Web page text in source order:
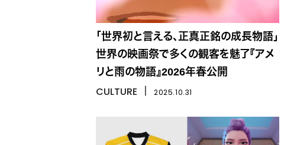
「世界初と言える、正真正銘の成長物語」
世界の映画祭で多くの観客を魅了『アメ
リと雨の物語』2026年春公開
CULTURE 2025.10.31